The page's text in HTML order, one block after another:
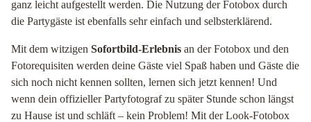
ganz leicht aufgestellt werden. Die Nutzung der Fotobox durch
die Partygäste ist ebenfalls sehr einfach und selbsterklärend.
Mit dem witzigen Sofortbild-Erlebnis an der Fotobox und den
Fotorequisiten werden deine Gäste viel Spaß haben und Gäste die
sich noch nicht kennen sollten, lernen sich jetzt kennen! Und
wenn dein offizieller Partyfotograf zu später Stunde schon längst
zu Hause ist und schläft – kein Problem! Mit der Look-Fotobox